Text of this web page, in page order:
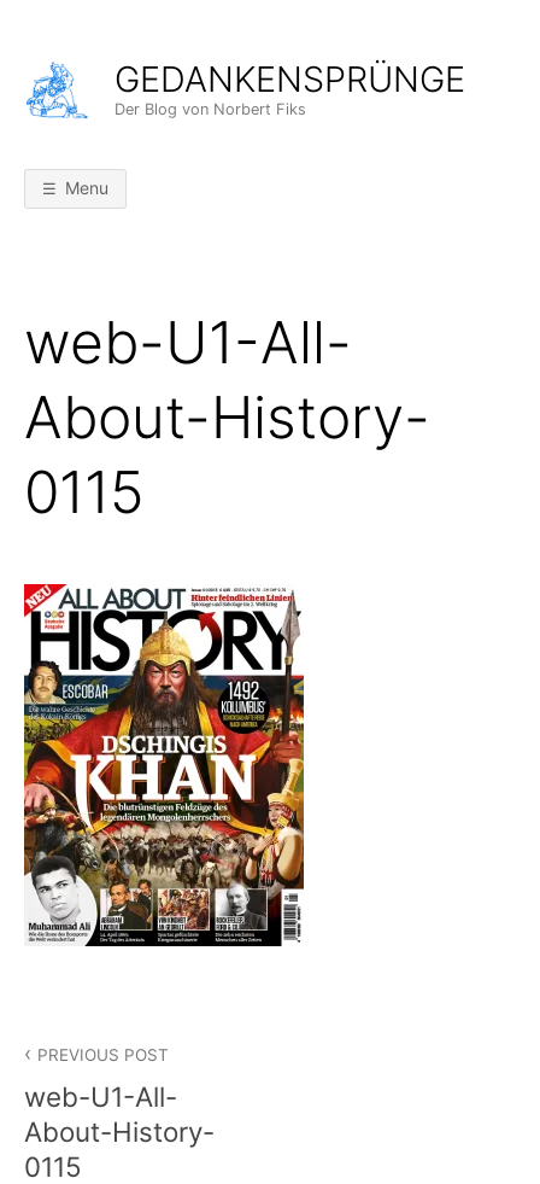
content
GEDANKENSPRÜNGE
Der Blog von Norbert Fiks
Menu
web-U1-All-
About-History-
0115
PREVIOUS POST
web-U1-All-
About-History-
0115